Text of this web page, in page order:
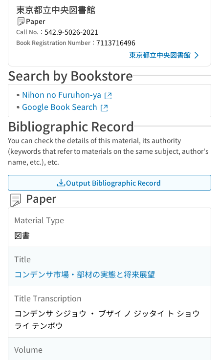
東京都立中央図書館
Paper
Call No.： 542.9-5026-2021
Book Registration Number： 7113716496
東京都立中央図書館
Search by Bookstore
Nihon no Furuhon-ya
Google Book Search
Bibliographic Record
You can check the details of this material, its authority
(keywords that refer to materials on the same subject, author's
name, etc.), etc.
Output Bibliographic Record
Paper
Material Type
図書
Title
コンデンサ市場・部材の実態と将来展望
Title Transcription
コンデンサ シジョウ ・ ブザイ ノ ジッタイ ト ショウ
ライ テンボウ
Volume